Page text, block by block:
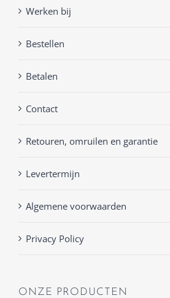
Werken bij
Bestellen
Betalen
Contact
Retouren, omruilen en garantie
Levertermijn
Algemene voorwaarden
Privacy Policy
ONZE PRODUCTEN